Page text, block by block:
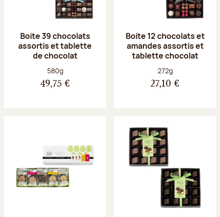
Boite 39 chocolats
assortis et tablette
de chocolat
Poids net :
580g
49,75 €
Boite 12 chocolats et
amandes assortis et
tablette chocolat
Poids net :
272g
27,10 €